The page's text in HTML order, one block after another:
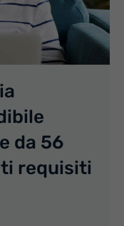
da 56
requisiti